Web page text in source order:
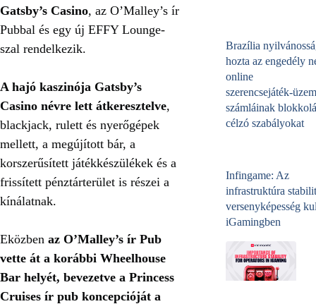
Gatsby’s Casino, az O’Malley’s ír
Pubbal és egy új EFFY Lounge-
szal rendelkezik.
A hajó kaszinója Gatsby’s
Casino névre lett átkeresztelve,
blackjack, rulett és nyerőgépek
mellett, a megújított bár, a
korszerűsített játékkészülékek és a
frissített pénztárterület is részei a
kínálatnak.
Eközben az O’Malley’s ír Pub
vette át a korábbi Wheelhouse
Bar helyét, bevezetve a Princess
Cruises ír pub koncepcióját a
Brazília
hozta az engedély
online
számláinak
célzó szabályokat
Infingame: Az
infrastruktúra
versenyképesség
iGamingben